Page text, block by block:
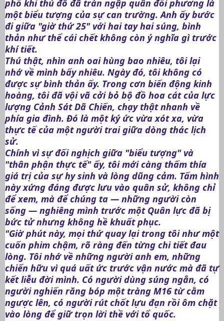
phố khi thủ đô đã tràn ngập quân đối phương là
một biểu tượng của sự can trường. Anh ấy bước
đi giữa "giờ thứ 25" với hai tay hai súng, bình
thản như thể cái chết không còn ý nghĩa gì trước
khí tiết.
Thú thật, nhìn anh oai hùng bao nhiêu, tôi lại
nhớ về mình bấy nhiêu. Ngày đó, tôi không có
được sự bình thản ấy. Trong cơn biến động kinh
hoàng, tôi đã vội vã cởi bỏ bộ đồ hoa cát của lực
lượng Cảnh Sát Dã Chiến, chạy thật nhanh về
phía gia đình. Đó là một ký ức vừa xót xa, vừa
thực tế của một người trai giữa dòng thác lịch
sử.
Chính vì sự đối nghịch giữa "biểu tượng" và
"thân phận thực tế" ấy, tôi mới càng thấm thía
giá trị của sự hy sinh và lòng dũng cảm. Tấm hình
này xứng đáng được lưu vào quân sử, không chỉ
để xem, mà để chúng ta — những người còn
sống — nghiêng mình trước một Quân lực đã bị
bức tử nhưng không hề khuất phục.
"Giờ phút này, mọi thứ quay lại trong tôi như một
cuốn phim chậm, rõ ràng đến từng chi tiết đau
lòng. Tôi nhớ về những người anh em, những
chiến hữu vì quá uất ức trước vận nước mà đã tự
kết liễu đời mình. Có người dùng súng ngắn, có
người nghiến răng bóp một tràng M16 từ cằm
ngược lên, có người rút chốt lựu đạn rồi ôm chặt
vào lòng để giữ trọn lời thề với tổ quốc.